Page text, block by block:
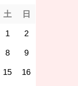
土 日
1 2
8 9
15 16